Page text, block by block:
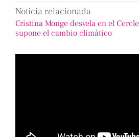
Noticia relacionada
Cristina Monge desvela en el
supone el cambio climático